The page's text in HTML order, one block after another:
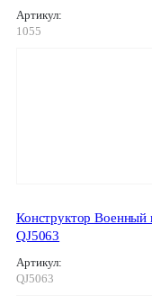
Артикул:
1055
Конструктор Военный
QJ5063
Артикул:
QJ5063